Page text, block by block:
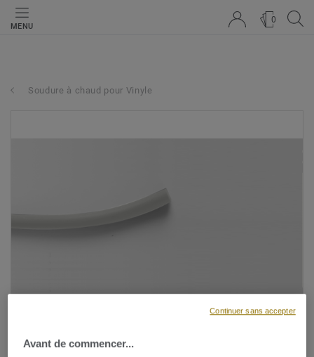
MENU
0
Soudure à chaud pour Vinyle
Avant de commencer...
Continuer sans accepter